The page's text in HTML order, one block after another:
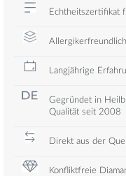
Echtheitszertifikat
Langjährige
Gegründet in
Qualität seit 2008
Direkt aus der
Konfliktfreie